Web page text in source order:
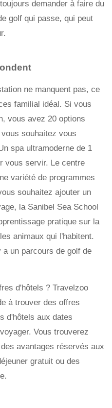
demander à faire du
golf qui passe, qui peut
ne manquent pas, ce
familial idéal. Si vous
vous avez 20 options
souhaitez vous
spa ultramoderne de 1
vous servir. Le centre
variété de programmes
souhaitez ajouter un
la Sanibel Sea School
pratique sur la
animaux qui l'habitent.
un parcours de golf de
d'hôtels ? Travelzoo
à trouver des offres
d'hôtels aux dates
Vous trouverez
avantages réservés aux
gratuit ou des